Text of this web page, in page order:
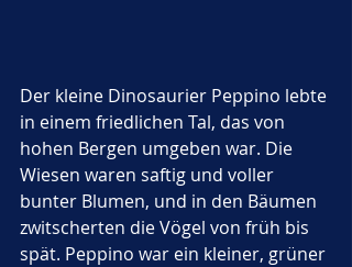
Der kleine Dinosaurier Peppino lebte
in einem friedlichen Tal, das von
hohen Bergen umgeben war. Die
Wiesen waren saftig und voller
bunter Blumen, und in den Bäumen
zwitscherten die Vögel von früh bis
spät. Peppino war ein kleiner, grüner